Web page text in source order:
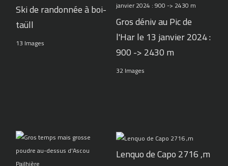
Ski de randonnée à boi-
taüll
13 Images
Gros déniv au Pic de
l'Har le 13 janvier 2024 :
900 -> 2430 m
32 Images
Lenquo de Capo 2716 ,m